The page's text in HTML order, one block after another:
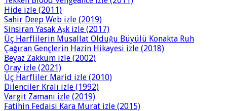
Hide izle (2011)
Sahir Deep Web izle (2019)
Sinsiran Yasak Aşk izle (2017)
Üç Harflilerin Musallat Olduğu Büyülü Konakta Ruh
Çağıran Gençlerin Hazin Hikayesi izle (2018)
Beyaz Zakkum izle (2002)
Oray izle (2021)
Üç Harfliler Marid izle (2010)
Dilenciler Kralı izle (1992)
Vargit Zamanı izle (2019)
Fatihin Fedaisi Kara Murat izle (2015)